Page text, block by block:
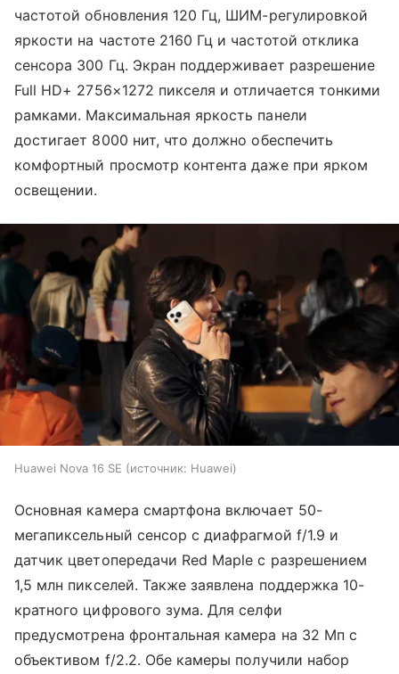
частотой обновления 120 Гц, ШИМ-регулировкой
яркости на частоте 2160 Гц и частотой отклика
сенсора 300 Гц. Экран поддерживает разрешение
Full HD+ 2756×1272 пикселя и отличается тонкими
рамками. Максимальная яркость панели
достигает 8000 нит, что должно обеспечить
комфортный просмотр контента даже при ярком
освещении.
Huawei Nova 16 SE источник: Huawei
Основная камера смартфона включает 50-
мегапиксельный сенсор с диафрагмой f/1.9 и
датчик цветопередачи Red Maple с разрешением
1,5 млн пикселей. Также заявлена поддержка 10-
кратного цифрового зума. Для селфи
предусмотрена фронтальная камера на 32 Мп с
объективом f/2.2. Обе камеры получили набор